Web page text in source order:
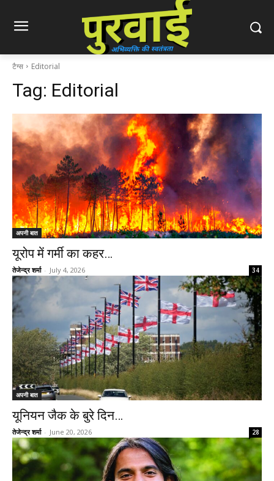
टैग्स Editorial
Tag: Editorial
अपनी बात
यूरोप में गर्मी का कहर…
तेजेन्द्र शर्मा - July 4, 2026 34
अपनी बात
यूनियन जैक के बुरे दिन…
तेजेन्द्र शर्मा - June 20, 2026 28